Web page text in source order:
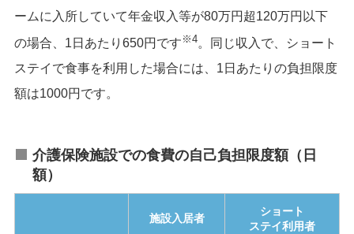
ームに入所していて年金収入等が80万円超120万円以下
の場合、1日あたり650円です ※4。同じ収入で、ショート
ステイで食事を利用した場合には、1日あたりの負担限度
額は1000円です。
介護保険施設での食費の自己負担限度額（日
額）
施設入居者
ショート
ステイ利用者